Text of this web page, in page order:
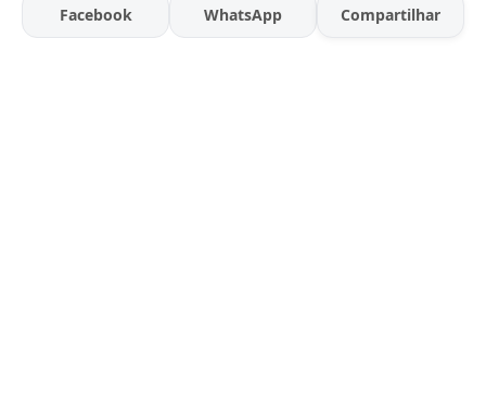
Facebook WhatsApp Compartilhar